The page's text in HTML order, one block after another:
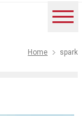
Home spark